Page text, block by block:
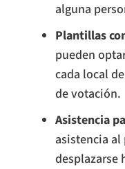
alguna
Plantillas
pueden
cada local
de votación.
Asistencia
asistencia
desplazarse